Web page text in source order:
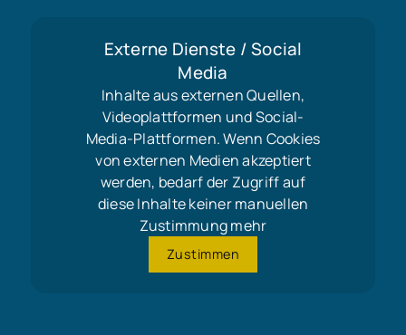
Externe Dienste / Social
Media
Inhalte aus externen Quellen,
Videoplattformen und Social-
Media-Plattformen. Wenn Cookies
von externen Medien akzeptiert
werden, bedarf der Zugriff auf
diese Inhalte keiner manuellen
Zustimmung mehr
Zustimmen